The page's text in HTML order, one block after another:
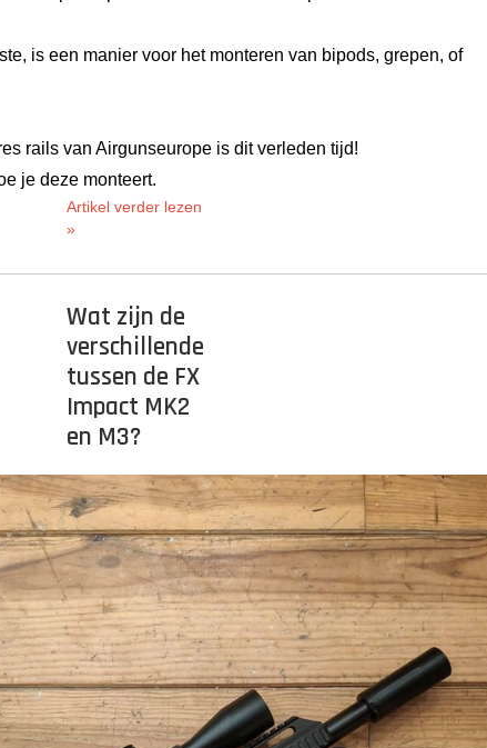
is een manier voor het monteren van bipods, grepen, of
rails van Airgunseurope is dit verleden tijd!
je deze monteert.
Artikel verder lezen
»
Wat zijn de
verschillende
tussen de FX
Impact MK2
en M3?